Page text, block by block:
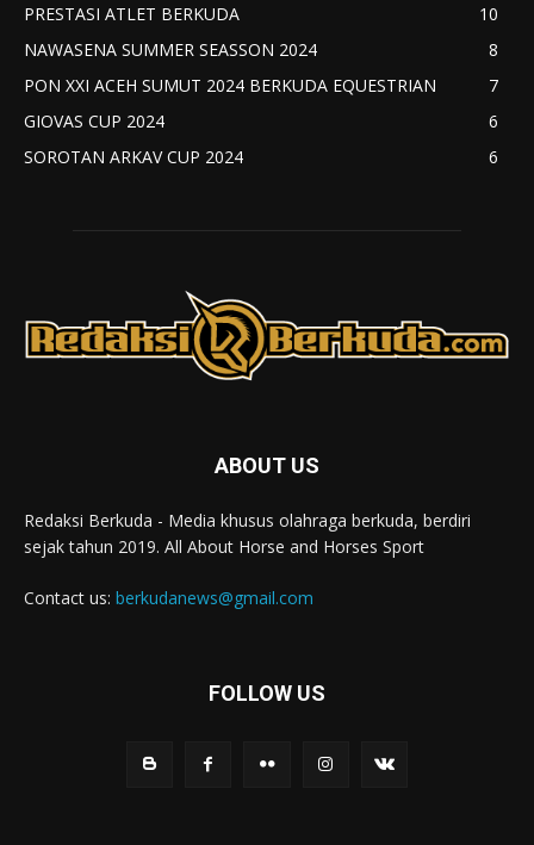
PRESTASI ATLET BERKUDA
10
NAWASENA SUMMER SEASSON 2024
8
PON XXI ACEH SUMUT 2024 BERKUDA EQUESTRIAN
7
GIOVAS CUP 2024
6
SOROTAN ARKAV CUP 2024
6
ABOUT US
Redaksi Berkuda - Media khusus olahraga berkuda, berdiri
sejak tahun 2019. All About Horse and Horses Sport
Contact us: berkudanews@gmail.com
FOLLOW US